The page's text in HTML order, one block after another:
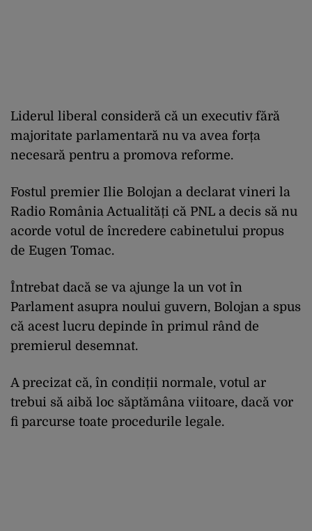
Liderul liberal consideră că un executiv fără
majoritate parlamentară nu va avea forța
necesară pentru a promova reforme.
Fostul premier Ilie Bolojan a declarat vineri la
Radio România Actualități că PNL a decis să nu
acorde votul de încredere cabinetului propus
de Eugen Tomac.
Întrebat dacă se va ajunge la un vot în
Parlament asupra noului guvern, Bolojan a spus
că acest lucru depinde în primul rând de
premierul desemnat.
A precizat că, în condiții normale, votul ar
trebui să aibă loc săptămâna viitoare, dacă vor
fi parcurse toate procedurile legale.